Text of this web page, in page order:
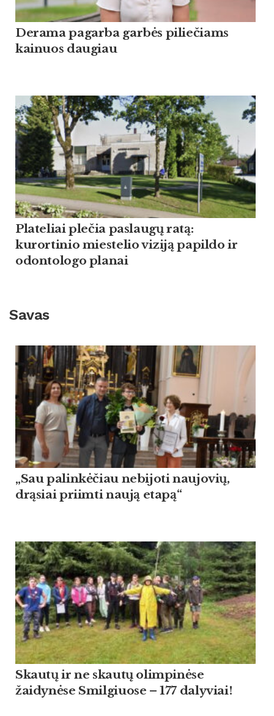
Derama pagarba garbės piliečiams
kainuos daugiau
Plateliai plečia paslaugų ratą:
kurortinio miestelio viziją papildo ir
odontologo planai
Savas
„Sau palinkėčiau nebijoti naujovių,
drąsiai priimti naują etapą“
Skautų ir ne skautų olimpinėse
žaidynėse Smilgiuose – 177 dalyviai!